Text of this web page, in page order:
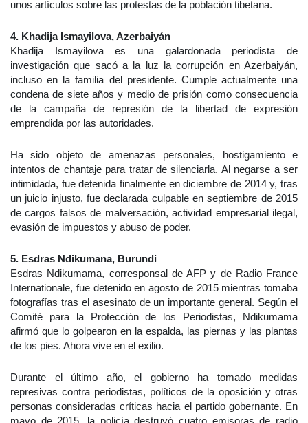
unos artículos sobre las protestas de la población tibetana.
4. Khadija Ismayilova, Azerbaiyán
Khadija Ismayilova es una galardonada periodista de
investigación que sacó a la luz la corrupción en Azerbaiyán,
incluso en la familia del presidente. Cumple actualmente una
condena de siete años y medio de prisión como consecuencia
de la campaña de represión de la libertad de expresión
emprendida por las autoridades.
Ha sido objeto de amenazas personales, hostigamiento e
intentos de chantaje para tratar de silenciarla. Al negarse a ser
intimidada, fue detenida finalmente en diciembre de 2014 y, tras
un juicio injusto, fue declarada culpable en septiembre de 2015
de cargos falsos de malversación, actividad empresarial ilegal,
evasión de impuestos y abuso de poder.
5. Esdras Ndikumana, Burundi
Esdras Ndikumama, corresponsal de AFP y de Radio France
Internationale, fue detenido en agosto de 2015 mientras tomaba
fotografías tras el asesinato de un importante general. Según el
Comité para la Protección de los Periodistas, Ndikumama
afirmó que lo golpearon en la espalda, las piernas y las plantas
de los pies. Ahora vive en el exilio.
Durante el último año, el gobierno ha tomado medidas
represivas contra periodistas, políticos de la oposición y otras
personas consideradas críticas hacia el partido gobernante. En
mayo de 2015, la policía destruyó cuatro emisoras de radio